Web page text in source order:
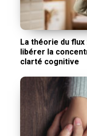
La théorie du
libérer la
clarté cognitive